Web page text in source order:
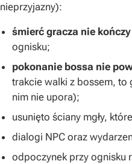
nieprzyjazny):
śmierć gracza nie
ognisku;
pokonanie bossa nie
trakcie walki z bossem, to
nim nie upora);
usunięto ściany mgły,
dialogi NPC oraz
odpoczynek przy ognisku